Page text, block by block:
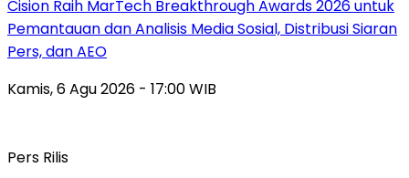
Cision Raih MarTech Breakthrough Awards 2026 untuk
Pemantauan dan Analisis Media Sosial, Distribusi Siaran
Pers, dan AEO
Kamis, 6 Agu 2026 - 17:00 WIB
Pers Rilis